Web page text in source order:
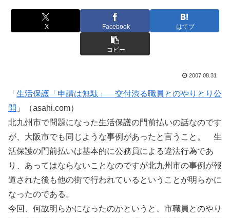
X Facebook はてブ
コピー
2007.08.31
「 生活保護「申請は無駄」 交付渋る職員とのやりとり公
開 」（asahi.com）
北九州市で問題になった生活保護の門前払いの話なのです
が、大阪市でも同じような事例があったと言うこと。 生
活保護の門前払いは基本的に公務員による違法行為であ
り、あってはならないことなのですが北九州市の事例が報
道された後も他の街で行われているということが明らかに
なったのである。
今回、何故明らかになったのかというと、市職員とのやり